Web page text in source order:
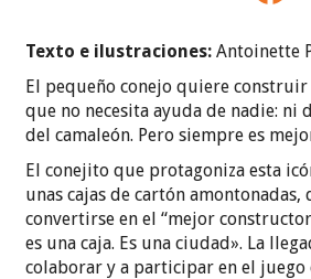
Texto e ilustraciones: Antoinette
El pequeño conejo quiere
que no necesita ayuda de nadie:
del camaleón. Pero siempre es
El conejito que protagoniza esta
unas cajas de cartón
convertirse en el “mejor
es una caja. Es una ciudad». La
colaborar y a participar en el